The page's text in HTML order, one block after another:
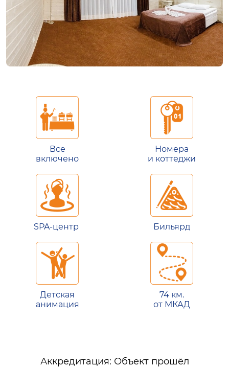
Все
включено
Номера
и коттеджи
SPA-центр Бильярд
Детская
анимация
74 км.
от МКАД
Аккредитация: Объект прошёл